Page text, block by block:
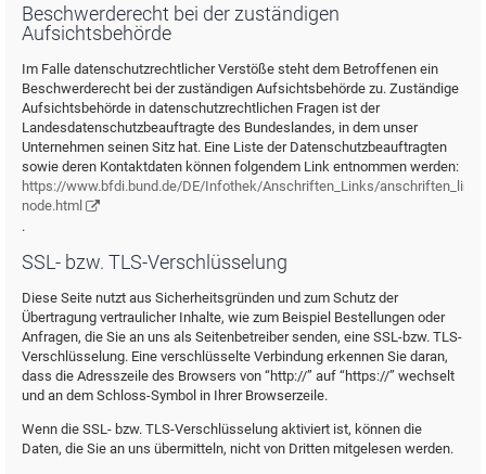
Beschwerderecht bei der zuständigen
Aufsichtsbehörde
Im Falle datenschutzrechtlicher Verstöße steht dem Betroffenen ein
Beschwerderecht bei der zuständigen Aufsichtsbehörde zu. Zuständige
Aufsichtsbehörde in datenschutzrechtlichen Fragen ist der
Landesdatenschutzbeauftragte des Bundeslandes, in dem unser
Unternehmen seinen Sitz hat. Eine Liste der Datenschutzbeauftragten
sowie deren Kontaktdaten können folgendem Link entnommen werden:
https://www.bfdi.bund.de/DE/Infothek/Anschriften_Links/
node.html
.
SSL- bzw. TLS-Verschlüsselung
Diese Seite nutzt aus Sicherheitsgründen und zum Schutz der
Übertragung vertraulicher Inhalte, wie zum Beispiel Bestellungen oder
Anfragen, die Sie an uns als Seitenbetreiber senden, eine SSL-bzw. TLS-
Verschlüsselung. Eine verschlüsselte Verbindung erkennen Sie daran,
dass die Adresszeile des Browsers von “http://” auf “https://” wechselt
und an dem Schloss-Symbol in Ihrer Browserzeile.
Wenn die SSL- bzw. TLS-Verschlüsselung aktiviert ist, können die
Daten, die Sie an uns übermitteln, nicht von Dritten mitgelesen werden.